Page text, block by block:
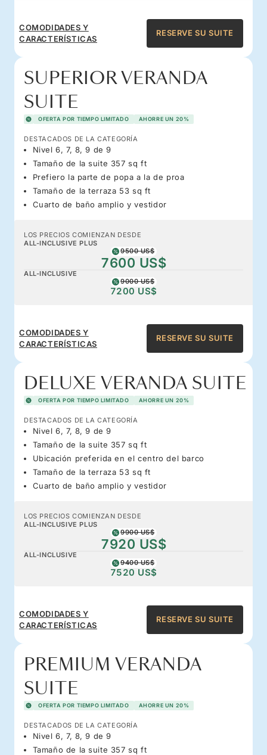
COMODIDADES Y
CARACTERÍSTICAS
RESERVE SU SUITE
SUPERIOR VERANDA
SUITE
OFERTA POR TIEMPO LIMITADO AHORRE UN 20%
DESTACADOS DE LA CATEGORÍA
Nivel 6, 7, 8, 9 de 9
Tamaño de la suite 357 sq ft
Prefiero la parte de popa a la de proa
Tamaño de la terraza 53 sq ft
Cuarto de baño amplio y vestidor
LOS PRECIOS COMIENZAN DESDE
ALL-INCLUSIVE PLUS
9500 US$
7600 US$
ALL-INCLUSIVE
9000 US$
7200 US$
COMODIDADES Y
CARACTERÍSTICAS
RESERVE SU SUITE
DELUXE VERANDA SUITE
OFERTA POR TIEMPO LIMITADO AHORRE UN 20%
DESTACADOS DE LA CATEGORÍA
Nivel 6, 7, 8, 9 de 9
Tamaño de la suite 357 sq ft
Ubicación preferida en el centro del barco
Tamaño de la terraza 53 sq ft
Cuarto de baño amplio y vestidor
LOS PRECIOS COMIENZAN DESDE
ALL-INCLUSIVE PLUS
9900 US$
7920 US$
ALL-INCLUSIVE
9400 US$
7520 US$
COMODIDADES Y
CARACTERÍSTICAS
RESERVE SU SUITE
PREMIUM VERANDA
SUITE
OFERTA POR TIEMPO LIMITADO AHORRE UN 20%
DESTACADOS DE LA CATEGORÍA
Nivel 6, 7, 8, 9 de 9
Tamaño de la suite 357 sq ft